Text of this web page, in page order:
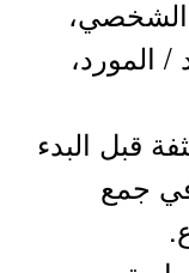
الشخصي،
المورد،
قبل البدء
جمع